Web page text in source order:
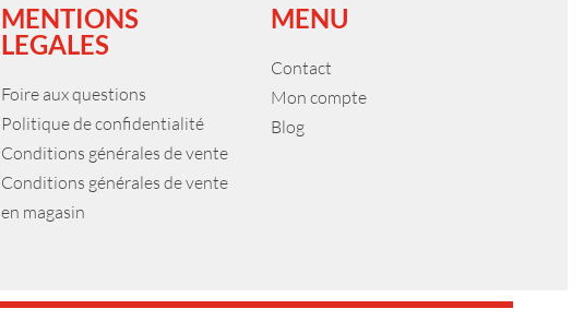
MENTIONS
LEGALES
Foire aux questions
Politique de confidentialité
Conditions générales de vente
Conditions générales de vente
en magasin
MENU
Contact
Mon compte
Blog